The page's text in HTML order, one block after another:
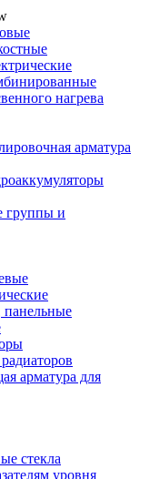
нагрева
арматура
группы и
панельные
арматура для
стекла
уровня